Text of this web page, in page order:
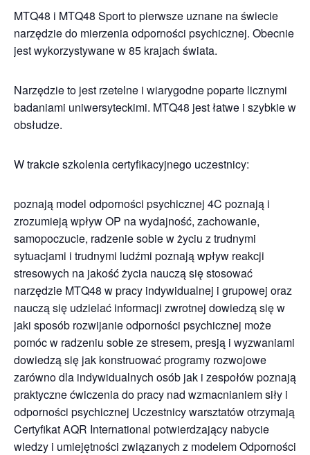
MTQ48 i MTQ48 Sport to pierwsze uznane na świecie
narzędzie do mierzenia odporności psychicznej. Obecnie
jest wykorzystywane w 85 krajach świata.
Narzędzie to jest rzetelne i wiarygodne poparte licznymi
badaniami uniwersyteckimi. MTQ48 jest łatwe i szybkie w
obsłudze.
W trakcie szkolenia certyfikacyjnego uczestnicy:
poznają model odporności psychicznej 4C poznają i
zrozumieją wpływ OP na wydajność, zachowanie,
samopoczucie, radzenie sobie w życiu z trudnymi
sytuacjami i trudnymi ludźmi poznają wpływ reakcji
stresowych na jakość życia nauczą się stosować
narzędzie MTQ48 w pracy indywidualnej i grupowej oraz
nauczą się udzielać informacji zwrotnej dowiedzą się w
jaki sposób rozwijanie odporności psychicznej może
pomóc w radzeniu sobie ze stresem, presją i wyzwaniami
dowiedzą się jak konstruować programy rozwojowe
zarówno dla indywidualnych osób jak i zespołów poznają
praktyczne ćwiczenia do pracy nad wzmacnianiem siły i
odporności psychicznej Uczestnicy warsztatów otrzymają
Certyfikat AQR International potwierdzający nabycie
wiedzy i umiejętności związanych z modelem Odporności